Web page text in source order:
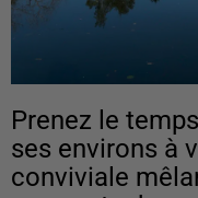
Prenez le
ses environs à
conviviale